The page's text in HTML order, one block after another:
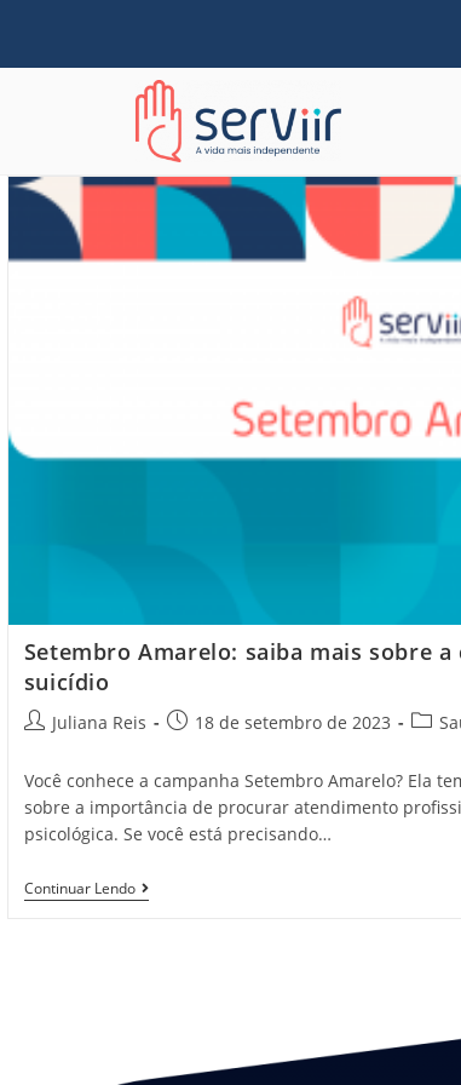
Setembro Amarelo: saiba mais sobre
suicídio
Juliana Reis 18 de setembro de 2023
Você conhece a campanha Setembro Amarelo? Ela
sobre a importância de procurar atendimento
psicológica. Se você está precisando…
Continuar Lendo